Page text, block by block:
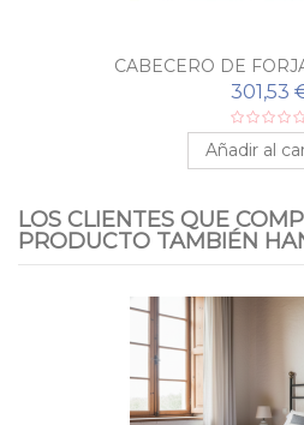
CABECERO DE
301,53
Añadir al
LOS CLIENTES QUE
PRODUCTO TAMBIÉN